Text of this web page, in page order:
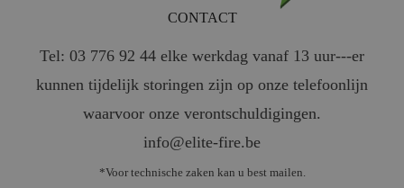
CONTACT
Tel: 03 776 92 44 elke werkdag vanaf 13 uur---er
kunnen tijdelijk storingen zijn op onze telefoonlijn
waarvoor onze verontschuldigingen.
info@elite-fire.be
*Voor technische zaken kan u best mailen.